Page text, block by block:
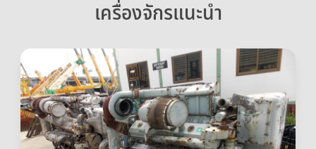
เครื่องจักรแนะนำ